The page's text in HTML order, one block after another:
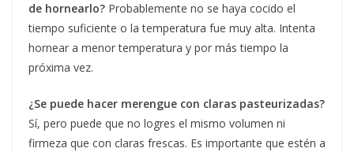
de hornearlo? Probablemente no se haya cocido el
tiempo suficiente o la temperatura fue muy alta. Intenta
hornear a menor temperatura y por más tiempo la
próxima vez.
¿Se puede hacer merengue con claras pasteurizadas?
Sí, pero puede que no logres el mismo volumen ni
firmeza que con claras frescas. Es importante que estén a